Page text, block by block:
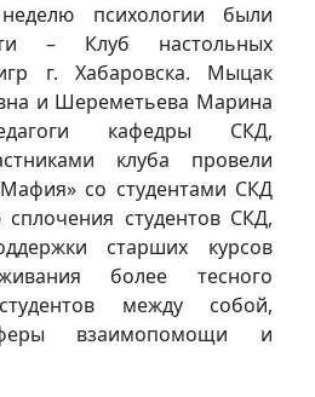
психологии были
– Клуб настольных
г. Хабаровска. Мыцак
и Шереметьева Марина
кафедры СКД,
клуба провели
со студентами СКД
студентов СКД,
старших курсов
более тесного
между собой,
взаимопомощи и